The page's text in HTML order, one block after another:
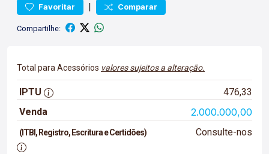
Favoritar | Comparar
Compartilhe:
Total para Acessórios valores sujeitos a alteração.
IPTU
476,33
Venda
2.000.000,00
(ITBI, Registro, Escritura e Certidões) Consulte-nos